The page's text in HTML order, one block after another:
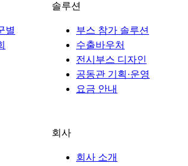
별
솔루션
부스 참가 솔루션
수출바우처
전시부스 디자인
공동관 기획·운영
요금 안내
회사
회사 소개